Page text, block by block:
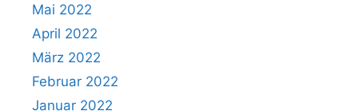
Mai 2022
April 2022
März 2022
Februar 2022
Januar 2022